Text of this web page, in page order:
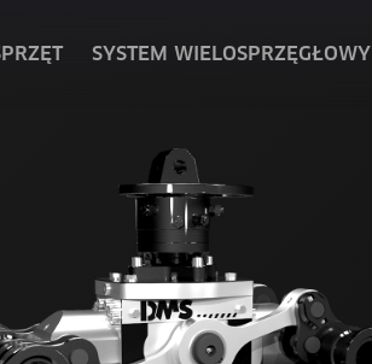
SYSTEM WIELOSPRZĘGŁOWY